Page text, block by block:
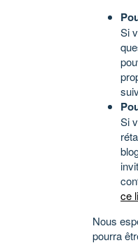
Si
Si
ce
Nous
pourra